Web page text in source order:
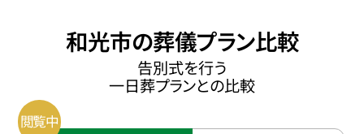
和光市の葬儀プラン比較
告別式を行う
一日葬プランとの比較